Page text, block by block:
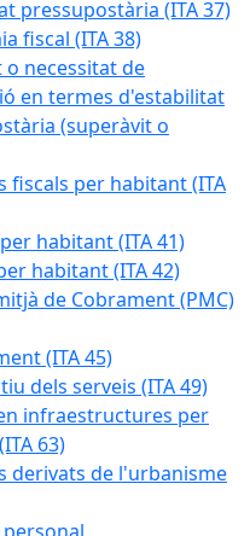
pressupostària (ITA 37)
fiscal (ITA 38)
o necessitat de
en termes d'estabilitat
(superàvit o
fiscals per habitant (ITA
habitant (ITA 41)
habitant (ITA 42)
de Cobrament (PMC)
(ITA 45)
dels serveis (ITA 49)
infraestructures per
63)
derivats de l'urbanisme